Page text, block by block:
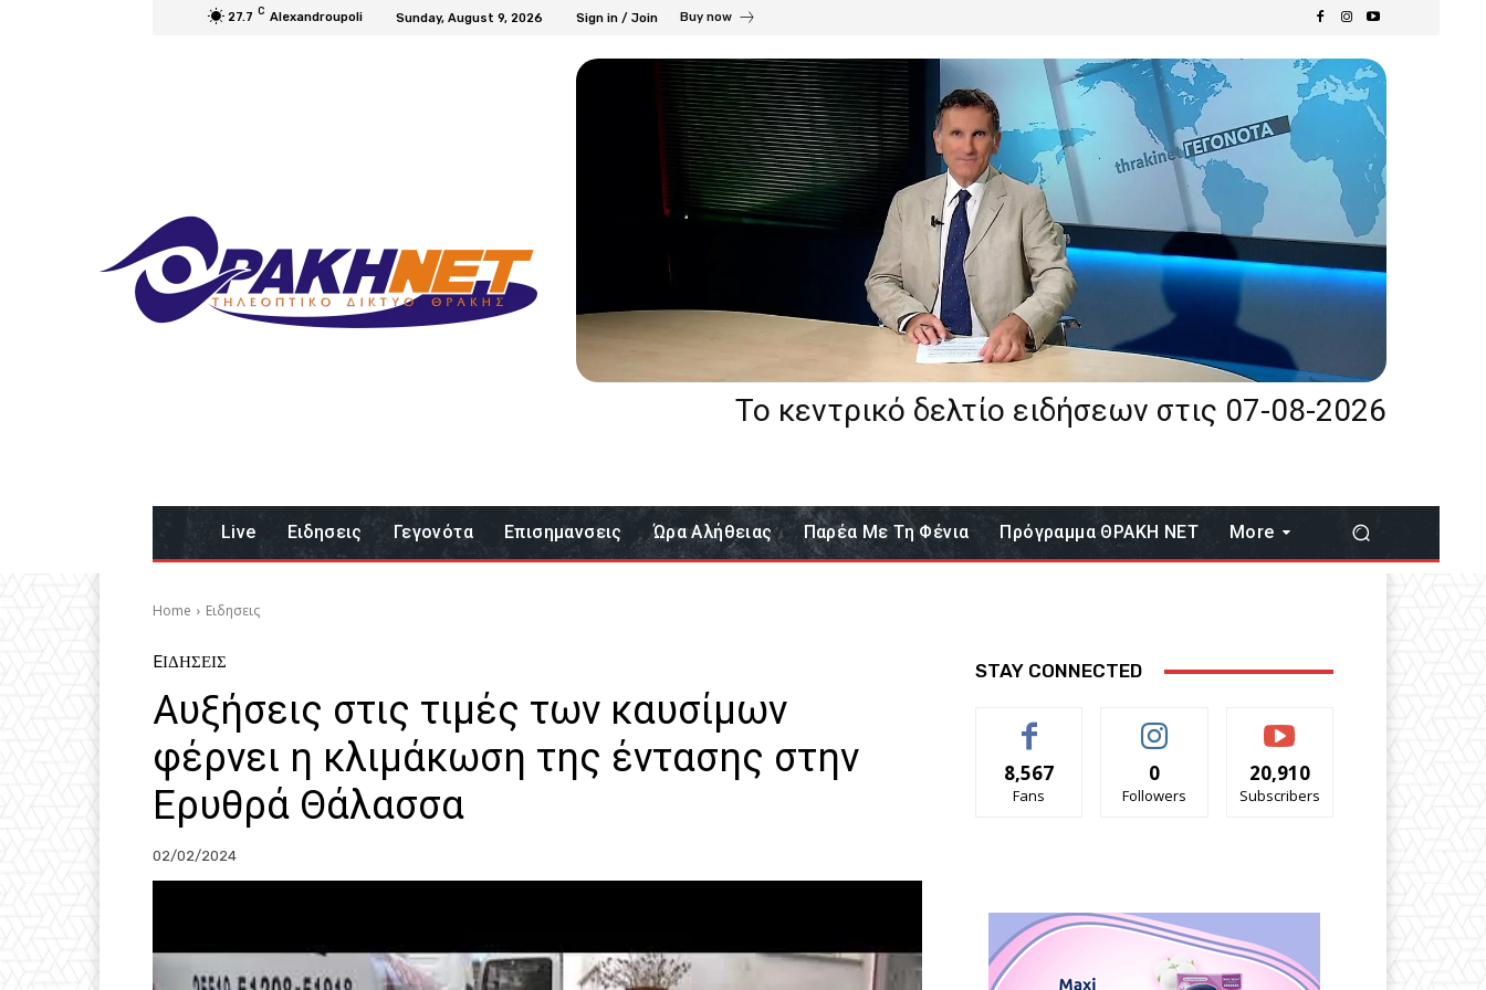
27.7 C Alexandroupoli Sunday, August 9, 2026 Sign in / Join Buy now
Το κεντρικό δελτίο ειδήσεων στις 07-08-2026
Live Eιδησεις Γεγονότα Επισημανσεις Ώρα Αλήθειας Παρέα Με Τη Φένια Πρόγραμμα ΘΡΑΚΗ ΝΕΤ More
Home Eιδησεις
EΙΔΗΣΕΙΣ
Αυξήσεις στις τιμές των καυσίμων
φέρνει η κλιμάκωση της έντασης στην
Ερυθρά Θάλασσα
02/02/2024
STAY CONNECTED
8,567
Fans
0
Followers
20,910
Subscribers